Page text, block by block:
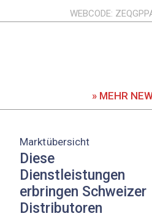
WEBCODE
» MEHR
Marktübersicht
Diese
Dienstleistungen
erbringen Schweizer
Distributoren